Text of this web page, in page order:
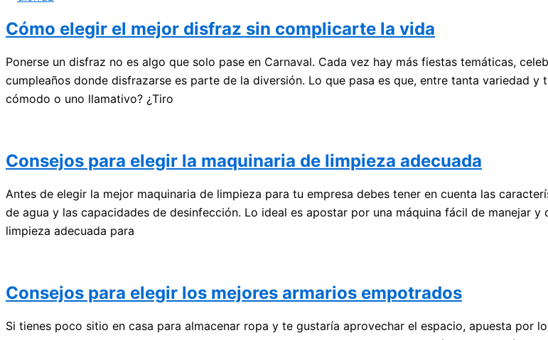
Cómo elegir el mejor disfraz sin complicarte la vida
Ponerse un disfraz no es algo que solo pase en Carnaval. Cada vez hay más fiestas temáticas,
cumpleaños donde disfrazarse es parte de la diversión. Lo que pasa es que, entre tanta variedad
cómodo o uno llamativo? ¿Tiro
Consejos para elegir la maquinaria de limpieza adecuada
Antes de elegir la mejor maquinaria de limpieza para tu empresa debes tener en cuenta las
de agua y las capacidades de desinfección. Lo ideal es apostar por una máquina fácil de manejar
limpieza adecuada para
Consejos para elegir los mejores armarios empotrados
Si tienes poco sitio en casa para almacenar ropa y te gustaría aprovechar el espacio, apuesta por